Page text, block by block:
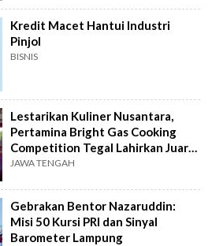
Kredit Macet Hantui Industri
Pinjol
BISNIS
Lestarikan Kuliner Nusantara,
Pertamina Bright Gas Cooking
Competition Tegal Lahirkan Juara
Baru
JAWA TENGAH
Gebrakan Bentor Nazaruddin:
Misi 50 Kursi PRI dan Sinyal
Barometer Lampung